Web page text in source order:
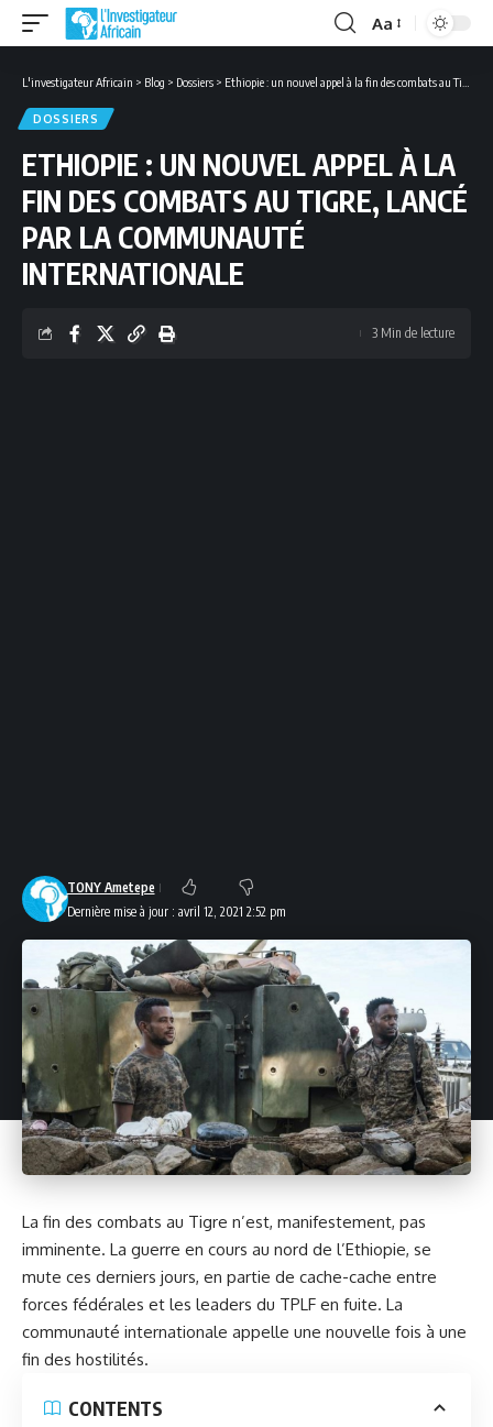
Font
Aa
L'investigateur Africain > Blog > Dossiers > Ethiopie : un nouvel appel à la fin des combats au Tigre, lancé par la communauté internationale
DOSSIERS
ETHIOPIE : UN NOUVEL APPEL À LA
FIN DES COMBATS AU TIGRE, LANCÉ
PAR LA COMMUNAUTÉ
INTERNATIONALE
Dernière mise à jour : avril 12, 2021 2:52 pm
TONY Ametepe
3 Min de lecture
La fin des combats au Tigre n’est, manifestement, pas
imminente. La guerre en cours au nord de l’Ethiopie, se
mute ces derniers jours, en partie de cache-cache entre
forces fédérales et les leaders du TPLF en fuite. La
communauté internationale appelle une nouvelle fois à une
fin des hostilités.
CONTENTS